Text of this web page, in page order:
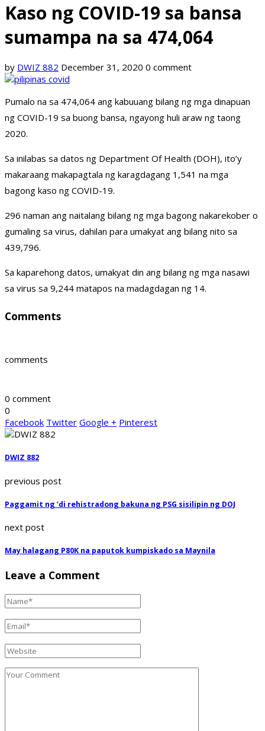
Kaso ng COVID-19 sa bansa
sumampa na sa 474,064
by DWIZ 882 December 31, 2020 0 comment
Pumalo na sa 474,064 ang kabuuang bilang ng mga dinapuan
ng COVID-19 sa buong bansa, ngayong huli araw ng taong
2020.
Sa inilabas sa datos ng Department Of Health (DOH), ito’y
makaraang makapagtala ng karagdagang 1,541 na mga
bagong kaso ng COVID-19.
296 naman ang naitalang bilang ng mga bagong nakarekober o
gumaling sa virus, dahilan para umakyat ang bilang nito sa
439,796.
Sa kaparehong datos, umakyat din ang bilang ng mga nasawi
sa virus sa 9,244 matapos na madagdagan ng 14.
Comments
comments
0 comment
0
Facebook Twitter Google + Pinterest
DWIZ 882
previous post
Paggamit ng ‘di rehistradong bakuna ng PSG sisilipin ng DOJ
next post
May halagang P80K na paputok kumpiskado sa Maynila
Leave a Comment